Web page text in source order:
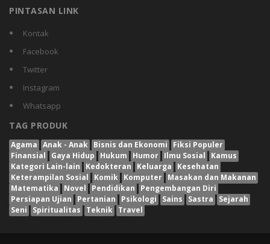
PINTASAN LINK
Kontak
Facebook
Twitter
Instagram
Whatsapp
TAG PRODUK
Agama Anak - Anak Bisnis dan Ekonomi
Fiksi Populer
Finansial
Gaya Hidup Hukum Humor Ilmu Sosial
Kamus
Kategori Lain-lain
Kedokteran Keluarga
Kesehatan
Keterampilan Sosial
Komik Komputer Masakan dan Makanan
Matematika
Novel Pendidikan
Pengembangan Diri
Persiapan Ujian
Pertanian Psikologi Sains Sastra
Sejarah
Seni
Spiritualitas Teknik Travel